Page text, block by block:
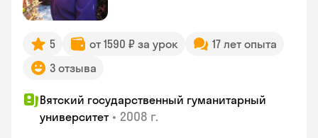
5 от 1590 ₽ за урок
17 лет опыта
3 отзыва
Вятский государственный гуманитарный
университет • 2008 г.